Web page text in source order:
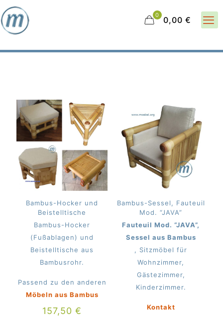
0 0,00 €
Bambus-Hocker und
Beistelltische
Bambus-Hocker
(Fußablagen) und
Beistelltische aus
Bambusrohr.
Passend zu den anderen
Möbeln aus Bambus
157,50€
Bambus-Sessel, Fauteuil
Mod. “JAVA”
Fauteuil Mod. “JAVA”,
Sessel aus Bambus
, Sitzmöbel für
Wohnzimmer,
Gästezimmer,
Kinderzimmer.
Kontakt